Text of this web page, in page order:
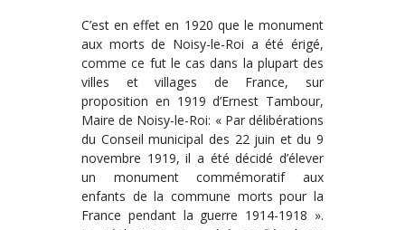
C’est en effet en 1920 que le monument
aux morts de Noisy-le-Roi a été érigé,
comme ce fut le cas dans la plupart des
villes et villages de France, sur
proposition en 1919 d’Ernest Tambour,
Maire de Noisy-le-Roi: « Par délibérations
du Conseil municipal des 22 juin et du 9
novembre 1919, il a été décidé d’élever
un monument commémoratif aux
enfants de la commune morts pour la
France pendant la guerre 1914-1918 ».